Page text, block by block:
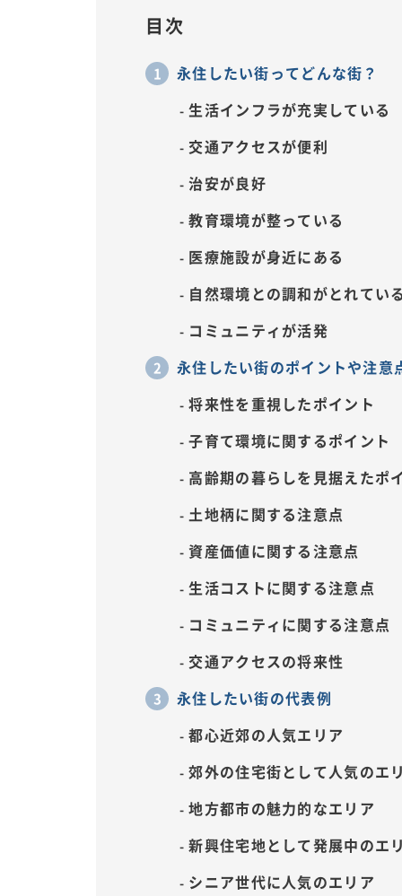
目次
永住したい街ってどんな街？
生活インフラが充実している
交通アクセスが便利
治安が良好
教育環境が整っている
医療施設が身近にある
自然環境との調和がとれてい
コミュニティが活発
永住したい街のポイントや注意
将来性を重視したポイント
子育て環境に関するポイント
高齢期の暮らしを見据えたポ
土地柄に関する注意点
資産価値に関する注意点
生活コストに関する注意点
コミュニティに関する注意点
交通アクセスの将来性
永住したい街の代表例
都心近郊の人気エリア
郊外の住宅街として人気のエ
地方都市の魅力的なエリア
新興住宅地として発展中のエ
シニア世代に人気のエリア